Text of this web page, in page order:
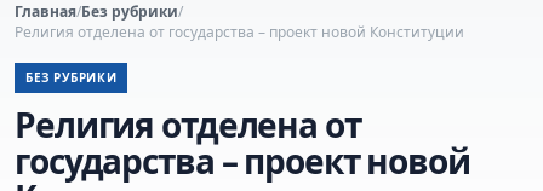
Главная/Без рубрики/
Религия отделена от государства – проект новой Конституции
БЕЗ РУБРИКИ
Религия отделена от
государства – проект новой